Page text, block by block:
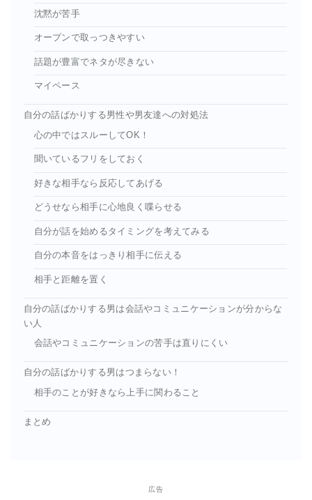
沈黙が苦手
オープンで取っつきやすい
話題が豊富でネタが尽きない
マイペース
自分の話ばかりする男性や男友達への対処法
心の中ではスルーしてOK！
聞いているフリをしておく
好きな相手なら反応してあげる
どうせなら相手に心地良く喋らせる
自分が話を始めるタイミングを考えてみる
自分の本音をはっきり相手に伝える
相手と距離を置く
自分の話ばかりする男は会話やコミュニケーションが分からな
い人
会話やコミュニケーションの苦手は直りにくい
自分の話ばかりする男はつまらない！
相手のことが好きなら上手に関わること
まとめ
広告